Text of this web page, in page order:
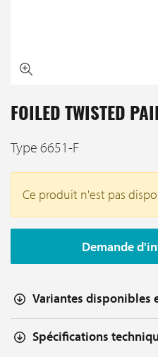
FOILED TWISTED
Type 6651-F
Ce produit n'est pas
Demande
Variantes disponibles
Spécifications